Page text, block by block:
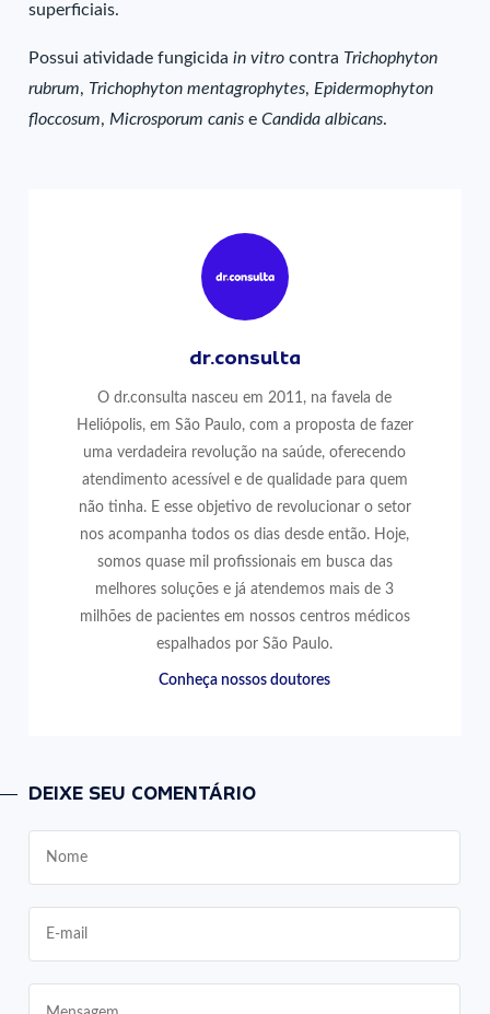
superficiais.
Possui atividade fungicidain vitro contra Trichophyton
rubrum, Trichophyton mentagrophytes, Epidermophyton
floccosum, Microsporum canis eCandida albicans.
dr.consulta
O dr.consulta nasceu em 2011, na favela de
Heliópolis, em São Paulo, com a proposta de fazer
uma verdadeira revolução na saúde, oferecendo
atendimento acessível e de qualidade para quem
não tinha. E esse objetivo de revolucionar o setor
nos acompanha todos os dias desde então. Hoje,
somos quase mil profissionais em busca das
melhores soluções e já atendemos mais de 3
milhões de pacientes em nossos centros médicos
espalhados por São Paulo.
Conheça nossos doutores
DEIXE SEU COMENTÁRIO